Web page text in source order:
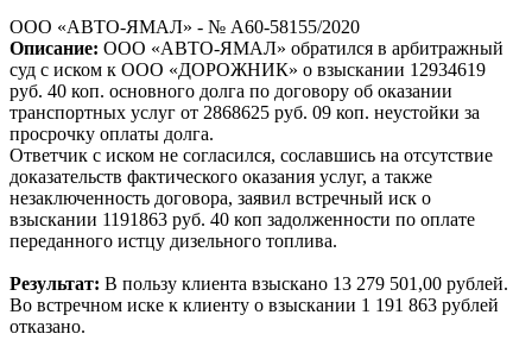
ООО «АВТО-ЯМАЛ» - № А60-58155/2020
Описание: ООО «АВТО-ЯМАЛ» обратился в арбитражный
суд с иском к ООО «ДОРОЖНИК» о взыскании 12934619
руб. 40 коп. основного долга по договору об оказании
транспортных услуг от 2868625 руб. 09 коп. неустойки за
просрочку оплаты долга.
Ответчик с иском не согласился, сославшись на отсутствие
доказательств фактического оказания услуг, а также
незаключенность договора, заявил встречный иск о
взыскании 1191863 руб. 40 коп задолженности по оплате
переданного истцу дизельного топлива.
Результат: В пользу клиента взыскано 13 279 501,00 рублей.
Во встречном иске к клиенту о взыскании 1 191 863 рублей
отказано.